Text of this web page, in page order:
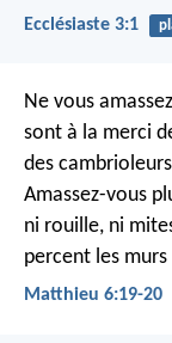
Ecclésiaste 3:1
Ne vous
sont à la merci
des
Amassez-vous
ni rouille, ni
percent les
Matthieu 6:19-20